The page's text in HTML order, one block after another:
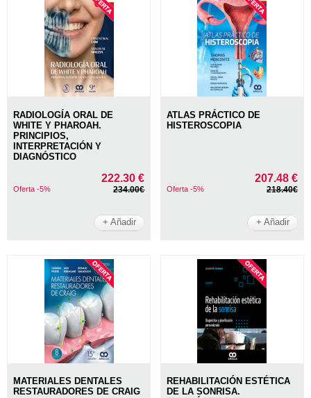
RADIOLOGÍA ORAL DE
WHITE Y PHAROAH.
PRINCIPIOS,
INTERPRETACIÓN Y
DIAGNÓSTICO
222.30 €
Oferta -5% 234.00€
+ Añadir
ATLAS PRÁCTICO DE
HISTEROSCOPIA
207.48 €
Oferta -5% 218.40€
+ Añadir
MATERIALES DENTALES
RESTAURADORES DE CRAIG
REHABILITACIÓN ESTÉTICA
DE LA SONRISA.